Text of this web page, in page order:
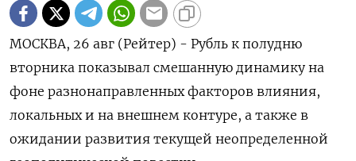
МОСКВА, 26 авг (Рейтер) - Рубль к полудню
вторника показывал смешанную динамику на
фоне разнонаправленных факторов влияния,
локальных и на внешнем контуре, а также в
ожидании развития текущей неопределенной